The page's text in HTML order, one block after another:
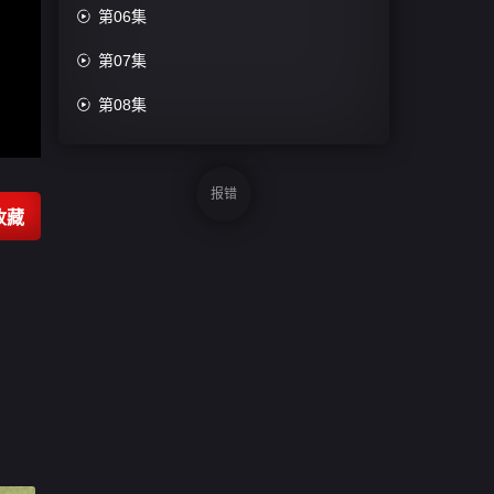
藏
 第06集
 第07集
 第08集
报错